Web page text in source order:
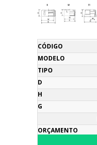
NomeCódigo